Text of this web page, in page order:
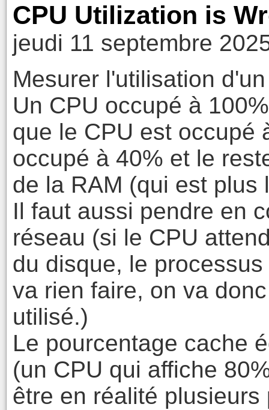
CPU Utilization is
jeudi 11 septembre
Mesurer l'utilisation
Un CPU occupé à
que le CPU est occupé
occupé à 40% et le
de la RAM (qui est plus
Il faut aussi pendre en
réseau (si le CPU
du disque, le
va rien faire, on va
utilisé.)
Le pourcentage cache
(un CPU qui affiche
être en réalité plusieurs